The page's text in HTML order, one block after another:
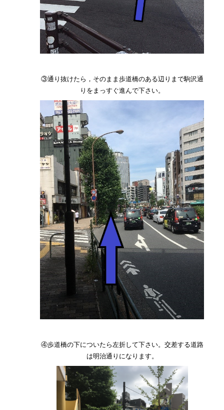
③通り抜けたら，そのまま歩道橋のある辺りまで駒沢通
りをまっすぐ進んで下さい。
④歩道橋の下についたら左折して下さい。交差する道路
は明治通りになります。